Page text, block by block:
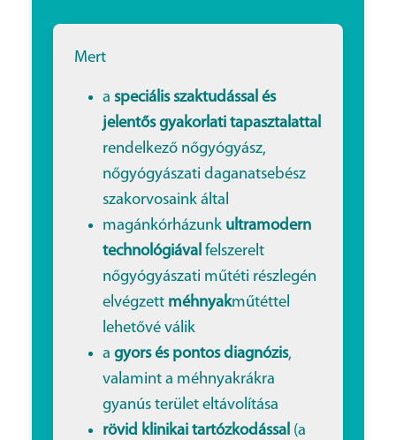
Mert
a speciális szaktudással és
jelentős gyakorlati tapasztalattal
rendelkező nőgyógyász,
nőgyógyászati daganatsebész
szakorvosaink által
magánkórházunk ultramodern
technológiával felszerelt
nőgyógyászati műtéti részlegén
elvégzett méhnyakműtéttel
lehetővé válik
a gyors és pontos diagnózis,
valamint a méhnyakrákra
gyanús terület eltávolítása
rövid klinikai tartózkodással (a